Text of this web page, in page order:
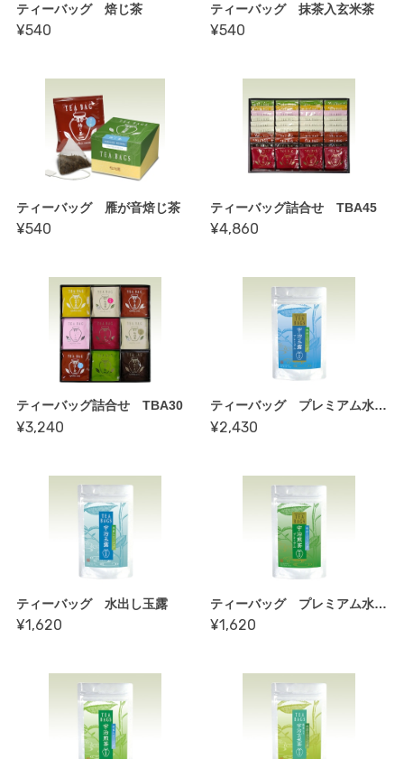
ティーバッグ 焙じ茶
¥540
ティーバッグ 抹茶入玄米茶
¥540
ティーバッグ 雁が音焙じ茶
¥540
ティーバッグ詰合せ TBA45
¥4,860
ティーバッグ詰合せ TBA30
¥3,240
ティーバッグ プレミアム水出し玉露
¥2,430
ティーバッグ 水出し玉露
¥1,620
ティーバッグ プレミアム水出し煎茶
¥1,620